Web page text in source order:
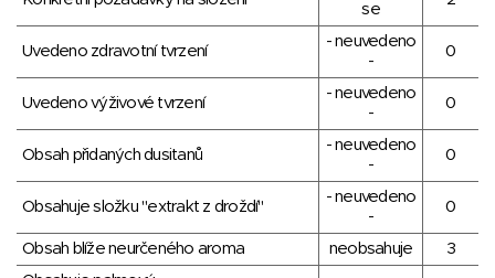
se
Uvedeno zdravotní tvrzení
- neuvedeno
-
0
Uvedeno výživové tvrzení
- neuvedeno
-
0
Obsah přidaných dusitanů
- neuvedeno
-
0
Obsahuje složku "extrakt z droždí"
- neuvedeno
-
0
Obsah blíže neurčeného aroma neobsahuje
3